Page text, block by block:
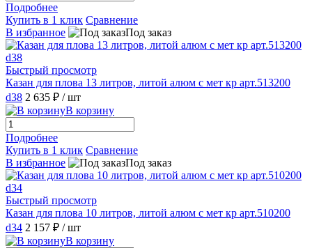
Подробнее
Купить в 1 клик Сравнение
В избранное
Под заказ
Быстрый просмотр
Казан для плова 13 литров, литой алюм с мет кр арт.513200
d38 2 635 ₽ / шт
В корзину
Подробнее
Купить в 1 клик Сравнение
В избранное
Под заказ
Быстрый просмотр
Казан для плова 10 литров, литой алюм с мет кр арт.510200
d34 2 157 ₽ / шт
В корзину